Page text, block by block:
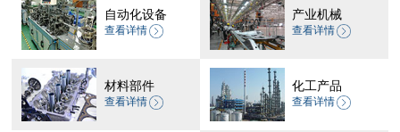
自动化设备
查看详情
产业机械
查看详情
材料部件
查看详情
化工产品
查看详情